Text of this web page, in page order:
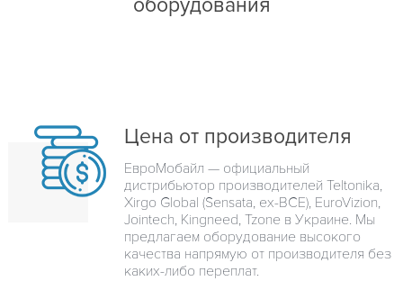
оборудования
Цена от производителя
ЕвроМобайл — официальный
дистрибьютор производителей Teltonika,
Xirgo Global (Sensata, ex-BCE), EuroVizion,
Jointech, Kingneed, Tzone в Украине. Мы
предлагаем оборудование высокого
качества напрямую от производителя без
каких-либо переплат.